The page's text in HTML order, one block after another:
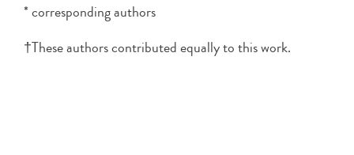
* corresponding authors
†These authors contributed equally to this work.